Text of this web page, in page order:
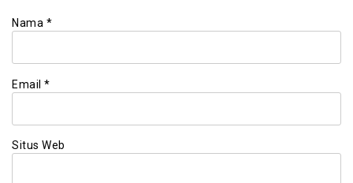
Nama *
Email *
Situs Web